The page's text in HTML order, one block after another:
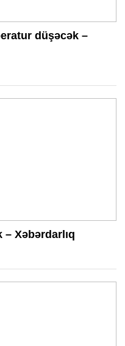
düşəcək –
Xəbərdarlıq